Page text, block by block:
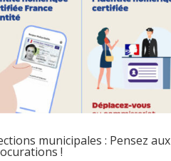
municipales : Pensez aux
!